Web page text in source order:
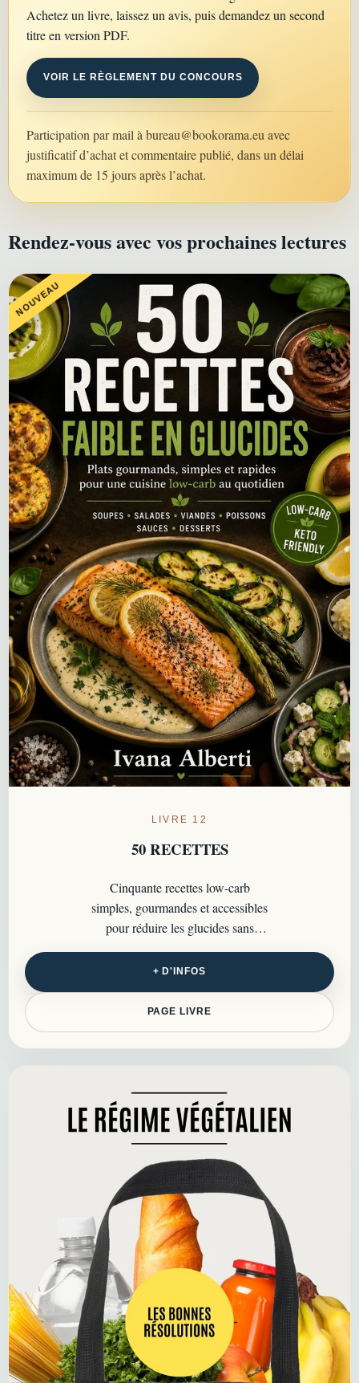
Achetez un livre, laissez un avis, puis demandez un second
titre en version PDF.
VOIR LE RÈGLEMENT DU CONCOURS
Participation par mail àbureau@bookorama.eu avec
justificatif d’achat et commentaire publié, dans un délai
maximum de 15 jours après l’achat.
Rendez-vous avec vos prochaines lectures
NOUVEAU
LIVRE 12
50 RECETTES
Cinquante recettes low-carb
simples, gourmandes et accessibles
pour réduire les glucides sans
quotidien.
+ D'INFOS
PAGE LIVRE